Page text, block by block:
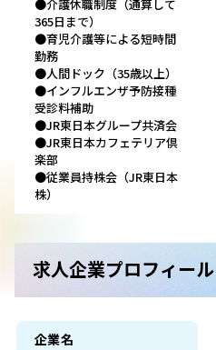
●介護休職制度（通算して
365日まで）
●育児介護等による短時間
勤務
●人間ドック（35歳以上）
●インフルエンザ予防接種
受診料補助
●JR東日本グループ共済会
●JR東日本カフェテリア倶
楽部
●従業員持株会（JR東日本
株）
求人企業プロフィール
企業名